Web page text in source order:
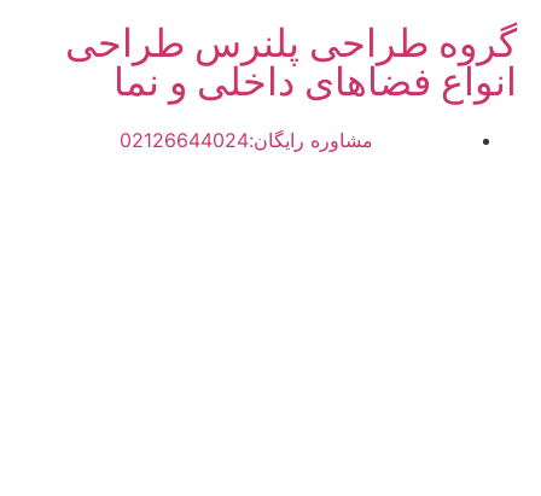
گروه طراحی پلنرس طراحی
انواع فضاهای داخلی و نما
مشاوره رایگان:02126644024